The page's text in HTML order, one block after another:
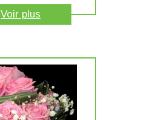
Voir plus